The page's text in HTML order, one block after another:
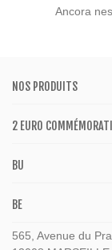
Ancora
NOS PRODUITS
2 EURO
BU
BE
565, Avenue du